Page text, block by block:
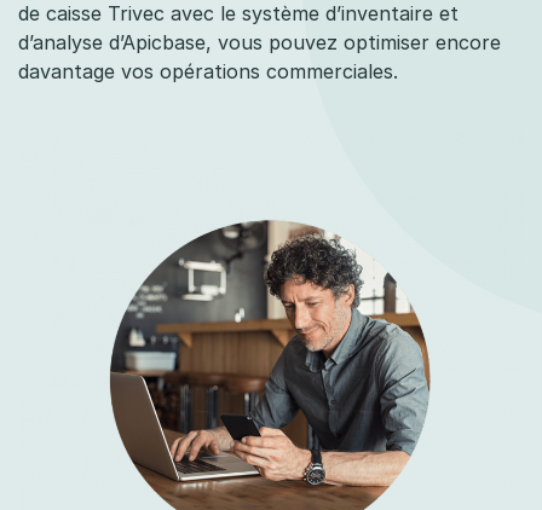
de caisse Trivec avec le système d’inventaire et
d’analyse d’Apicbase, vous pouvez optimiser encore
davantage vos opérations commerciales.